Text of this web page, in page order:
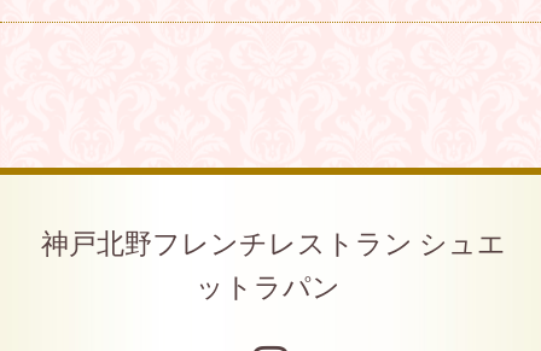
神戸北野フレンチレストラン シュエ
ットラパン